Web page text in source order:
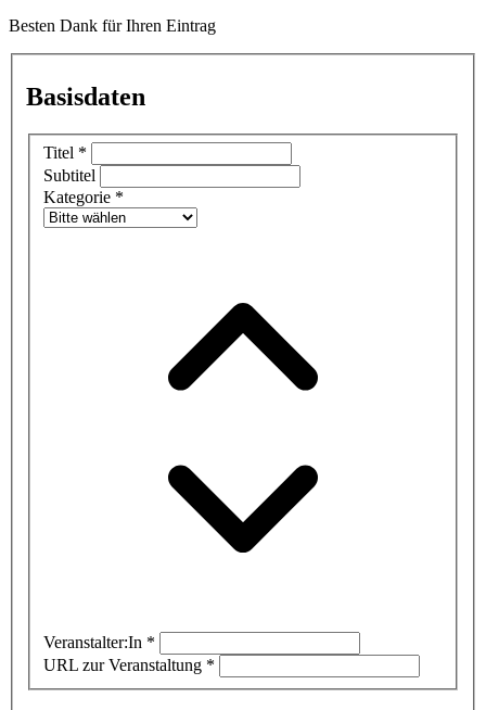
Besten Dank für Ihren Eintrag
Basisdaten
Titel *
Subtitel
Kategorie *
Veranstalter:In *
URL zur Veranstaltung *